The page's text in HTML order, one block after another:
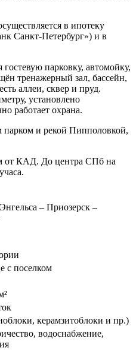
в ипотеку
Санкт-Петербург») и в
парковку, автомойку,
тренажерный зал, бассейн,
аллеи, сквер и пруд.
установлено
работает охрана.
парком и рекой Пипполовкой,
от КАД. До центра СПб на
– Приозерск –
с поселком
керамзитоблоки и пр.)
водоснабжение,